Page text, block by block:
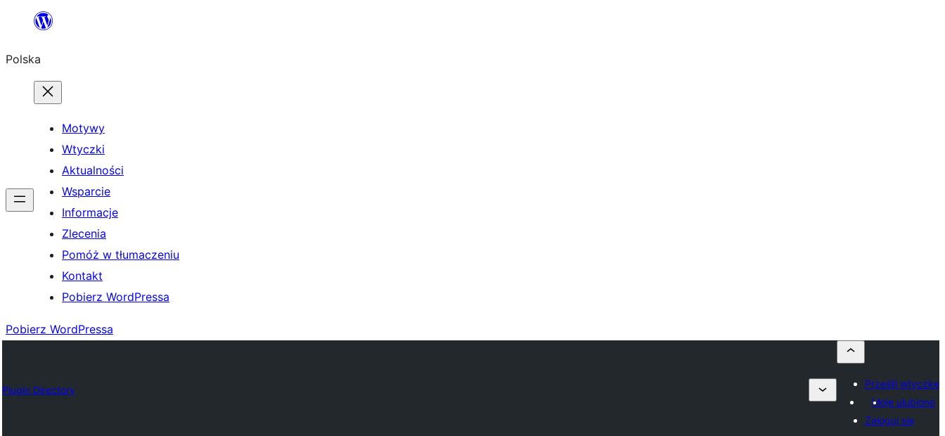
Przejdź
treści
Polska
Motywy
Wtyczki
Aktualności
Wsparcie
Informacje
Zlecenia
Pomóż w tłumaczeniu
Kontakt
Pobierz WordPressa
Pobierz WordPressa
Plugin Directory
Prześlij wtyczkę
Moje ulubione
Zaloguj się